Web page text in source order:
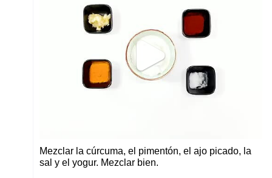
Mezclar la cúrcuma, el pimentón, el ajo picado, la
sal y el yogur. Mezclar bien.